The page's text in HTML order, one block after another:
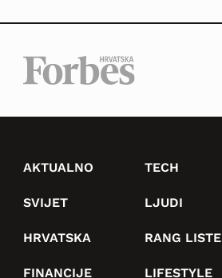
AKTUALNO
SVIJET
HRVATSKA
FINANCIJE
TECH
LJUDI
RANG LISTE
LIFESTYLE